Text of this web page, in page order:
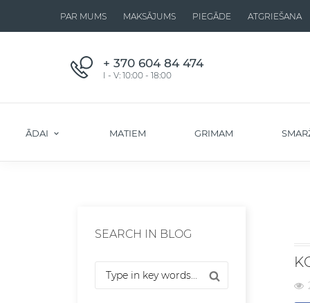
PAR MUMS MAKSĀJUMS PIEGĀDE ATGRIEŠANA
+ 370 604 84 474
I - V: 10:00 - 18:00
ĀDAI MATIEM GRIMAM
SEARCH IN BLOG